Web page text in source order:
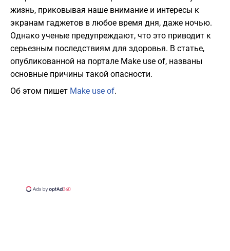
жизнь, приковывая наше внимание и интересы к
экранам гаджетов в любое время дня, даже ночью.
Однако ученые предупреждают, что это приводит к
серьезным последствиям для здоровья. В статье,
опубликованной на портале Make use of, названы
основные причины такой опасности.
Об этом пишет Make use of.